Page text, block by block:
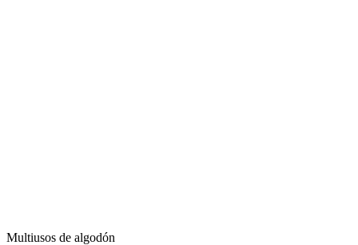
Multiusos de algodón